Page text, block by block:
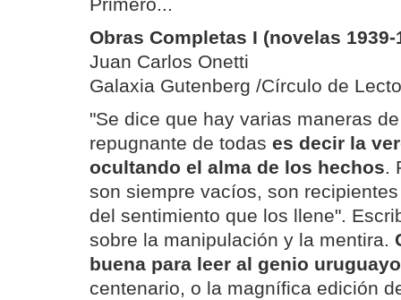
Primero...
Obras Completas I (novelas 1939-
Juan Carlos Onetti
Galaxia Gutenberg /Círculo de
"Se dice que hay varias maneras
repugnante de todas es decir la
ocultando el alma de los hechos.
son siempre vacíos, son
del sentimiento que los llene".
sobre la manipulación y la mentira.
buena para leer al genio
centenario, o la magnífica edición